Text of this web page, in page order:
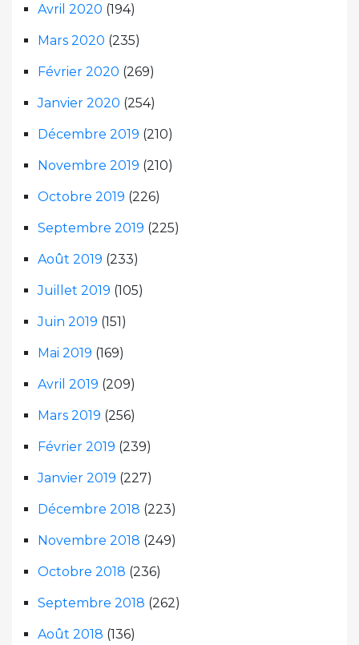
Avril 2020 (194)
Mars 2020 (235)
Février 2020 (269)
Janvier 2020 (254)
Décembre 2019 (210)
Novembre 2019 (210)
Octobre 2019 (226)
Septembre 2019 (225)
Août 2019 (233)
Juillet 2019 (105)
Juin 2019 (151)
Mai 2019 (169)
Avril 2019 (209)
Mars 2019 (256)
Février 2019 (239)
Janvier 2019 (227)
Décembre 2018 (223)
Novembre 2018 (249)
Octobre 2018 (236)
Septembre 2018 (262)
Août 2018 (136)